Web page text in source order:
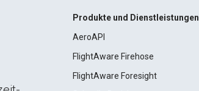
Produkte und Dienstleistungen
AeroAPI
FlightAware Firehose
FlightAware Foresight